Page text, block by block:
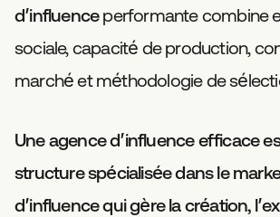
d’influenceperformante combine
sociale, capacité de production,
marché et méthodologie de
Une agence d’influence efficace
structure spécialisée dans le
d’influence qui gère la création,